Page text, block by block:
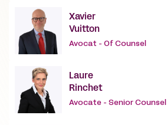
Xavier
Vuitton
Avocat - Of Counsel
Laure
Rinchet
Avocate - Senior Counsel